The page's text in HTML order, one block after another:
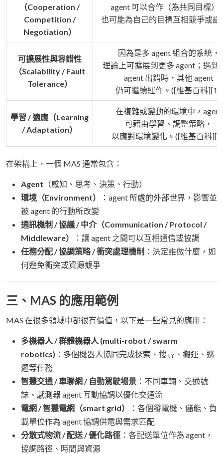
（Cooperation /
Competition /
Negotiation）
agent 可以合作（為共同目標）
也可能為自己的目標互相競爭或談
可擴展性與容錯性
（Scalability / Fault
Tolerance）
因為是多 agent 組合的系統，
理論上可擴展到更多 agent；遇到
agent 出錯時，其他 agent
仍可繼續運作。([維基百科][1])
學習 / 適應（Learning
/ Adaptation）
在複雜或變動的環境中，agent
可藉由學習、調整策略，
以應對環境變化。([維基百科
在架構上，一個 MAS 通常包含：
Agent （感知、思考、決策、行動）
環境（Environment）
：agent 所處的外部世界，影響並
被 agent 的行動所改變
通訊機制 / 協議 / 中介（Communication / Protocol /
Middleware）
：讓 agent 之間可以互相通信或協調
任務分配 / 協調策略 / 衝突處理機制 ：決定誰做什麼，如
何避免衝突或資源競爭
三、MAS 的應用範例
MAS 在很多領域中都很有價值，以下是一些常見的應用：
多機器人 / 群體機器人 (multi-robot / swarm
robotics) ：多個機器人協同完成探索、搜尋、搬運、巡
邏等任務
智慧交通 / 車聯網 / 自動駕駛場景 ：不同車輛、交通號
誌、感測器 agent 互動協調以優化交通流
電網 / 智慧電網（smart grid）
：各個發電機、儲能、負
載單位作為 agent 協調供電與需求匹配
分散式物流 / 配送 / 優化路徑 ：各配送單位作為 agent，
協調路徑、時間與資源